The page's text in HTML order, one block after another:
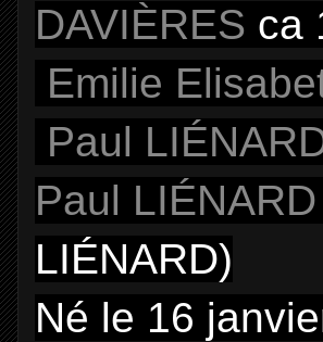
DAVIÈRES ca
Emilie
Paul
Paul LIÉNARD
LIÉNARD)
Né le 16